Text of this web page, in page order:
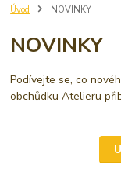
Úvod NOVINKY
NOVINKY
Podívejte se, co
obchůdku Atelieru